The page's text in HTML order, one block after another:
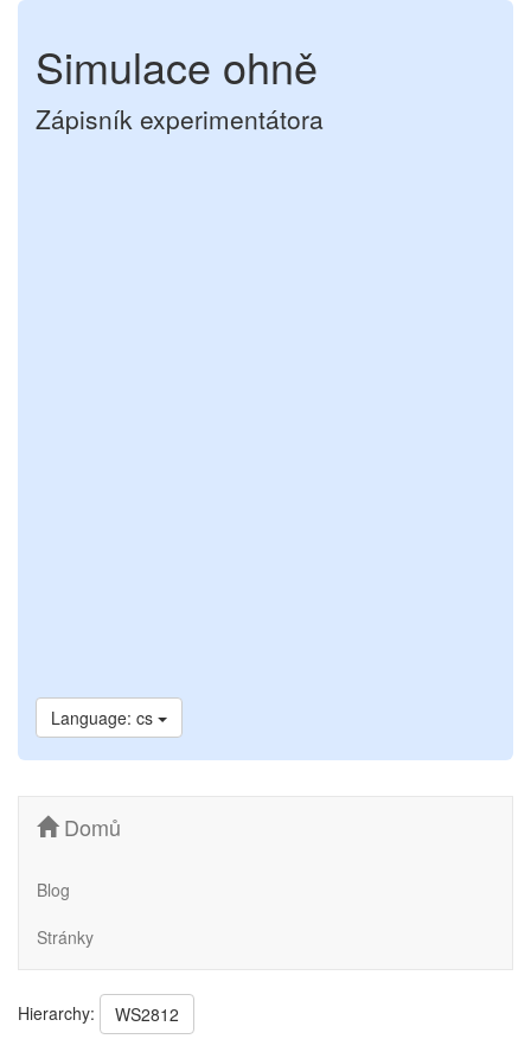
Simulace ohně
Zápisník experimentátora
Language: cs
Domů
Blog
Stránky
Hierarchy:
WS2812